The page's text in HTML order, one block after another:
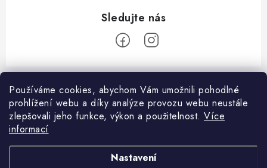
Používáme cookies, abychom Vám umožnili pohodlné
prohlížení webu a díky analýze provozu webu neustále
zlepšovali jeho funkce, výkon a použitelnost. Více
informací
Nastavení
Z
ZÁKAZNICKÝ SERVIS
DOPRAVA A PLATBA
VRÁCENÍ ZBOŽÍ
DŮLEŽITÉ DOKUMENTY